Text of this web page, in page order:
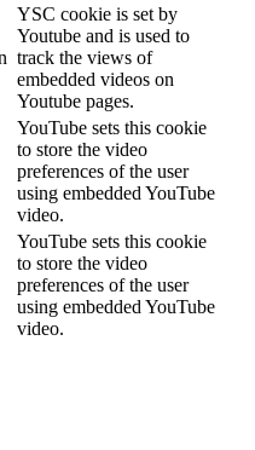
YSC cookie is set by
Youtube and is used to
track the views of
embedded videos on
Youtube pages.
YouTube sets this cookie
to store the video
preferences of the user
using embedded YouTube
video.
YouTube sets this cookie
to store the video
preferences of the user
using embedded YouTube
video.